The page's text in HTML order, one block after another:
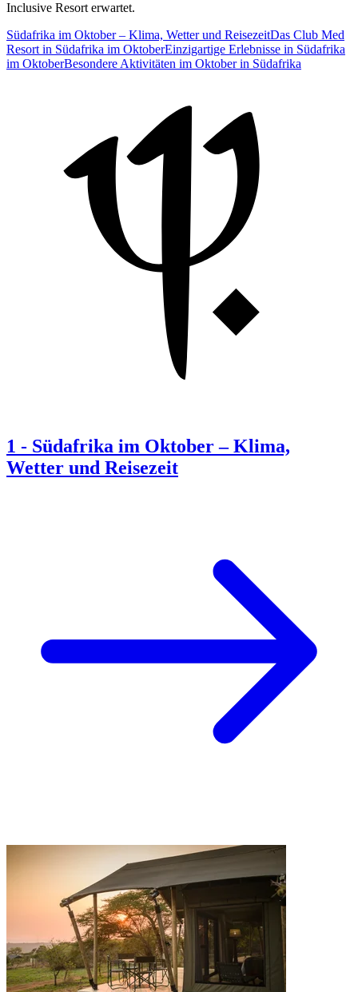
Inclusive Resort erwartet.
Südafrika im Oktober – Klima, Wetter und ReisezeitDas Club Med
Resort in Südafrika im OktoberEinzigartige Erlebnisse in Südafrika
im OktoberBesondere Aktivitäten im Oktober in Südafrika
1 - Südafrika im Oktober – Klima,
Wetter und Reisezeit